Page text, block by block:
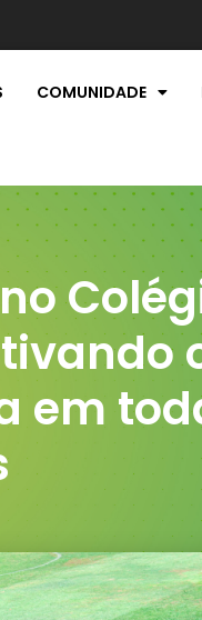
COMUNIDADE
em